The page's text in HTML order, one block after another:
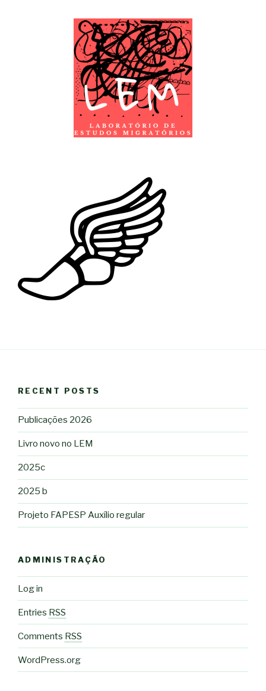
RECENT POSTS
Publicações 2026
Livro novo no LEM
2025c
2025 b
Projeto FAPESP Auxílio regular
ADMINISTRAÇÃO
Log in
Entries RSS
Comments RSS
WordPress.org